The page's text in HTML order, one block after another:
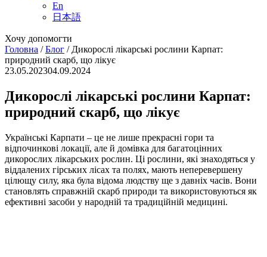
En
日本語
Хочу допомогти
Головна / Блог / Дикорослі лікарські рослини Карпат:
природний скарб, що лікує
23.05.202304.09.2024
Дикорослі лікарські рослини Карпат:
природний скарб, що лікує
Українські Карпати – це не лише прекрасні гори та
відпочинкові локації, але й домівка для багатоцінних
дикорослих лікарських рослин. Ці рослини, які знаходяться у
віддалених гірських лісах та полях, мають неперевершену
цілющу силу, яка була відома людству ще з давніх часів. Вони
становлять справжній скарб природи та використовуються як
ефективні засоби у народній та традиційній медицині.